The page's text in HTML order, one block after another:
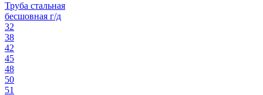
Труба стальная
бесшовная г/д
32
38
42
45
48
50
51